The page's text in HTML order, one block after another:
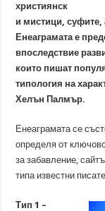
християнск
и мистици, суфите,
Енеаграмата е
впоследствие
които пишат
типология на
Хелън Палмър.
Енеаграмата се
определя от
за забавление,
типа известни
Тип 1 –